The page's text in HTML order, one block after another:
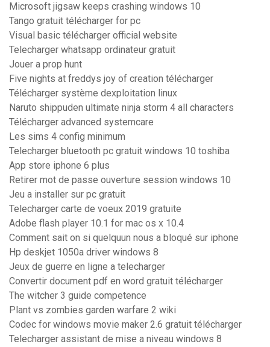
Microsoft jigsaw keeps crashing windows 10
Tango gratuit télécharger for pc
Visual basic télécharger official website
Telecharger whatsapp ordinateur gratuit
Jouer a prop hunt
Five nights at freddys joy of creation télécharger
Télécharger système dexploitation linux
Naruto shippuden ultimate ninja storm 4 all characters
Télécharger advanced systemcare
Les sims 4 config minimum
Telecharger bluetooth pc gratuit windows 10 toshiba
App store iphone 6 plus
Retirer mot de passe ouverture session windows 10
Jeu a installer sur pc gratuit
Telecharger carte de voeux 2019 gratuite
Adobe flash player 10.1 for mac os x 10.4
Comment sait on si quelquun nous a bloqué sur iphone
Hp deskjet 1050a driver windows 8
Jeux de guerre en ligne a telecharger
Convertir document pdf en word gratuit télécharger
The witcher 3 guide competence
Plant vs zombies garden warfare 2 wiki
Codec for windows movie maker 2.6 gratuit télécharger
Telecharger assistant de mise a niveau windows 8